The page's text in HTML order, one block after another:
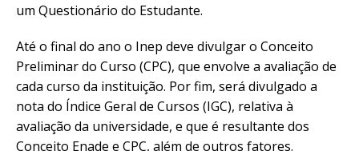
um Questionário do Estudante.
Até o final do ano o Inep deve divulgar o Conceito
Preliminar do Curso (CPC), que envolve a avaliação de
cada curso da instituição. Por fim, será divulgado a
nota do Índice Geral de Cursos (IGC), relativa à
avaliação da universidade, e que é resultante dos
Conceito Enade e CPC, além de outros fatores.